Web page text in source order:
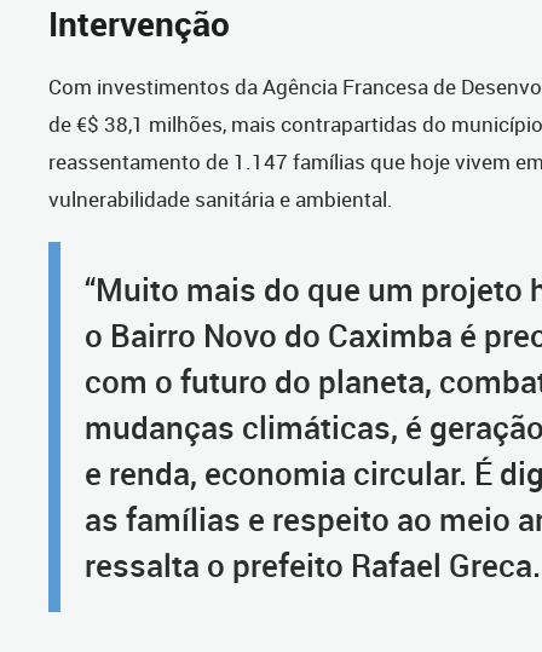
Intervenção
Com investimentos da Agência Francesa de
de €$ 38,1 milhões, mais contrapartidas do
reassentamento de 1.147 famílias que hoje vivem
vulnerabilidade sanitária e ambiental.
“Muito mais do que um projeto
o Bairro Novo do Caximba é
com o futuro do planeta,
mudanças climáticas, é
e renda, economia circular. É
as famílias e respeito ao meio
ressalta o prefeito Rafael Greca.